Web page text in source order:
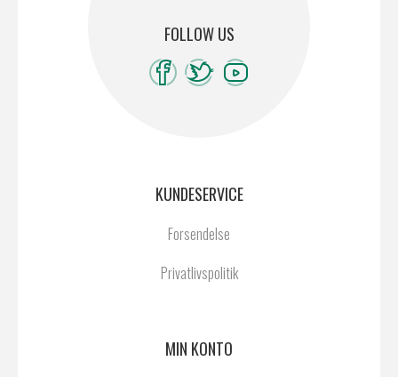
FOLLOW US
KUNDESERVICE
Forsendelse
Privatlivspolitik
MIN KONTO